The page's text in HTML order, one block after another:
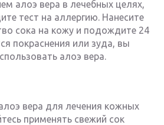
алоэ вера в лечебных целях,
тест на аллергию. Нанесите
сока на кожу и подождите 24
покраснения или зуда, вы
алоэ вера.
вера для лечения кожных
применять свежий сок